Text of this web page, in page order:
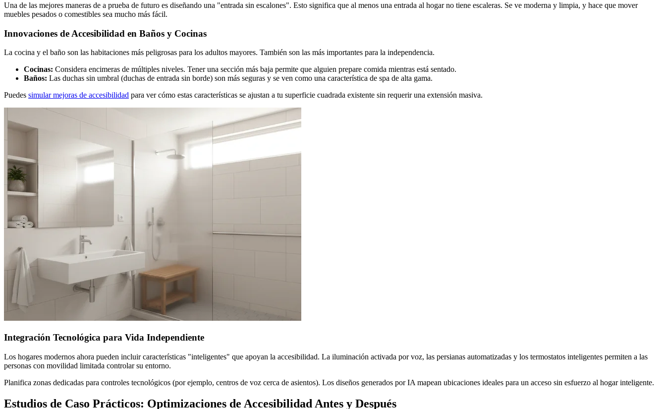
Una de las mejores maneras de a prueba de futuro es diseñando una "entrada sin escalones". Esto significa que al menos una entrada al hogar no tiene escaleras. Se ve moderna y limpia, y hace que mover
muebles pesados o comestibles sea mucho más fácil.
Innovaciones de Accesibilidad en Baños y Cocinas
La cocina y el baño son las habitaciones más peligrosas para los adultos mayores. También son las más importantes para la independencia.
Cocinas: Considera encimeras de múltiples niveles. Tener una sección más baja permite que alguien prepare comida mientras está sentado.
Baños: Las duchas sin umbral (duchas de entrada sin borde) son más seguras y se ven como una característica de spa de alta gama.
Puedes simular mejoras de accesibilidad para ver cómo estas características se ajustan a tu superficie cuadrada existente sin requerir una extensión masiva.
Integración Tecnológica para Vida Independiente
Los hogares modernos ahora pueden incluir características "inteligentes" que apoyan la accesibilidad. La iluminación activada por voz, las persianas automatizadas y los termostatos inteligentes permiten a las
personas con movilidad limitada controlar su entorno.
Planifica zonas dedicadas para controles tecnológicos (por ejemplo, centros de voz cerca de asientos). Los diseños generados por IA mapean ubicaciones ideales para un acceso sin esfuerzo al hogar inteligente.
Estudios de Caso Prácticos: Optimizaciones de Accesibilidad Antes y Después